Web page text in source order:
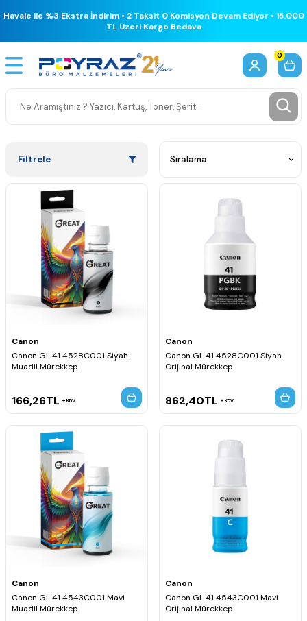
Havale ile %3 Ekstra İndirim • 2 Taksit 0 Komisyon Devam Ediyor • 15.000
TL Üzeri Kargo Bedava
0
Filtrele
Canon
Canon GI-41 4528C001 Siyah
Muadil Mürekkep
166,26TL KDV
Canon
Canon GI-41 4528C001 Siyah
Orijinal Mürekkep
862,40TL KDV
Canon
Canon GI-41 4543C001 Mavi
Muadil Mürekkep
Canon
Canon GI-41 4543C001 Mavi
Orijinal Mürekkep